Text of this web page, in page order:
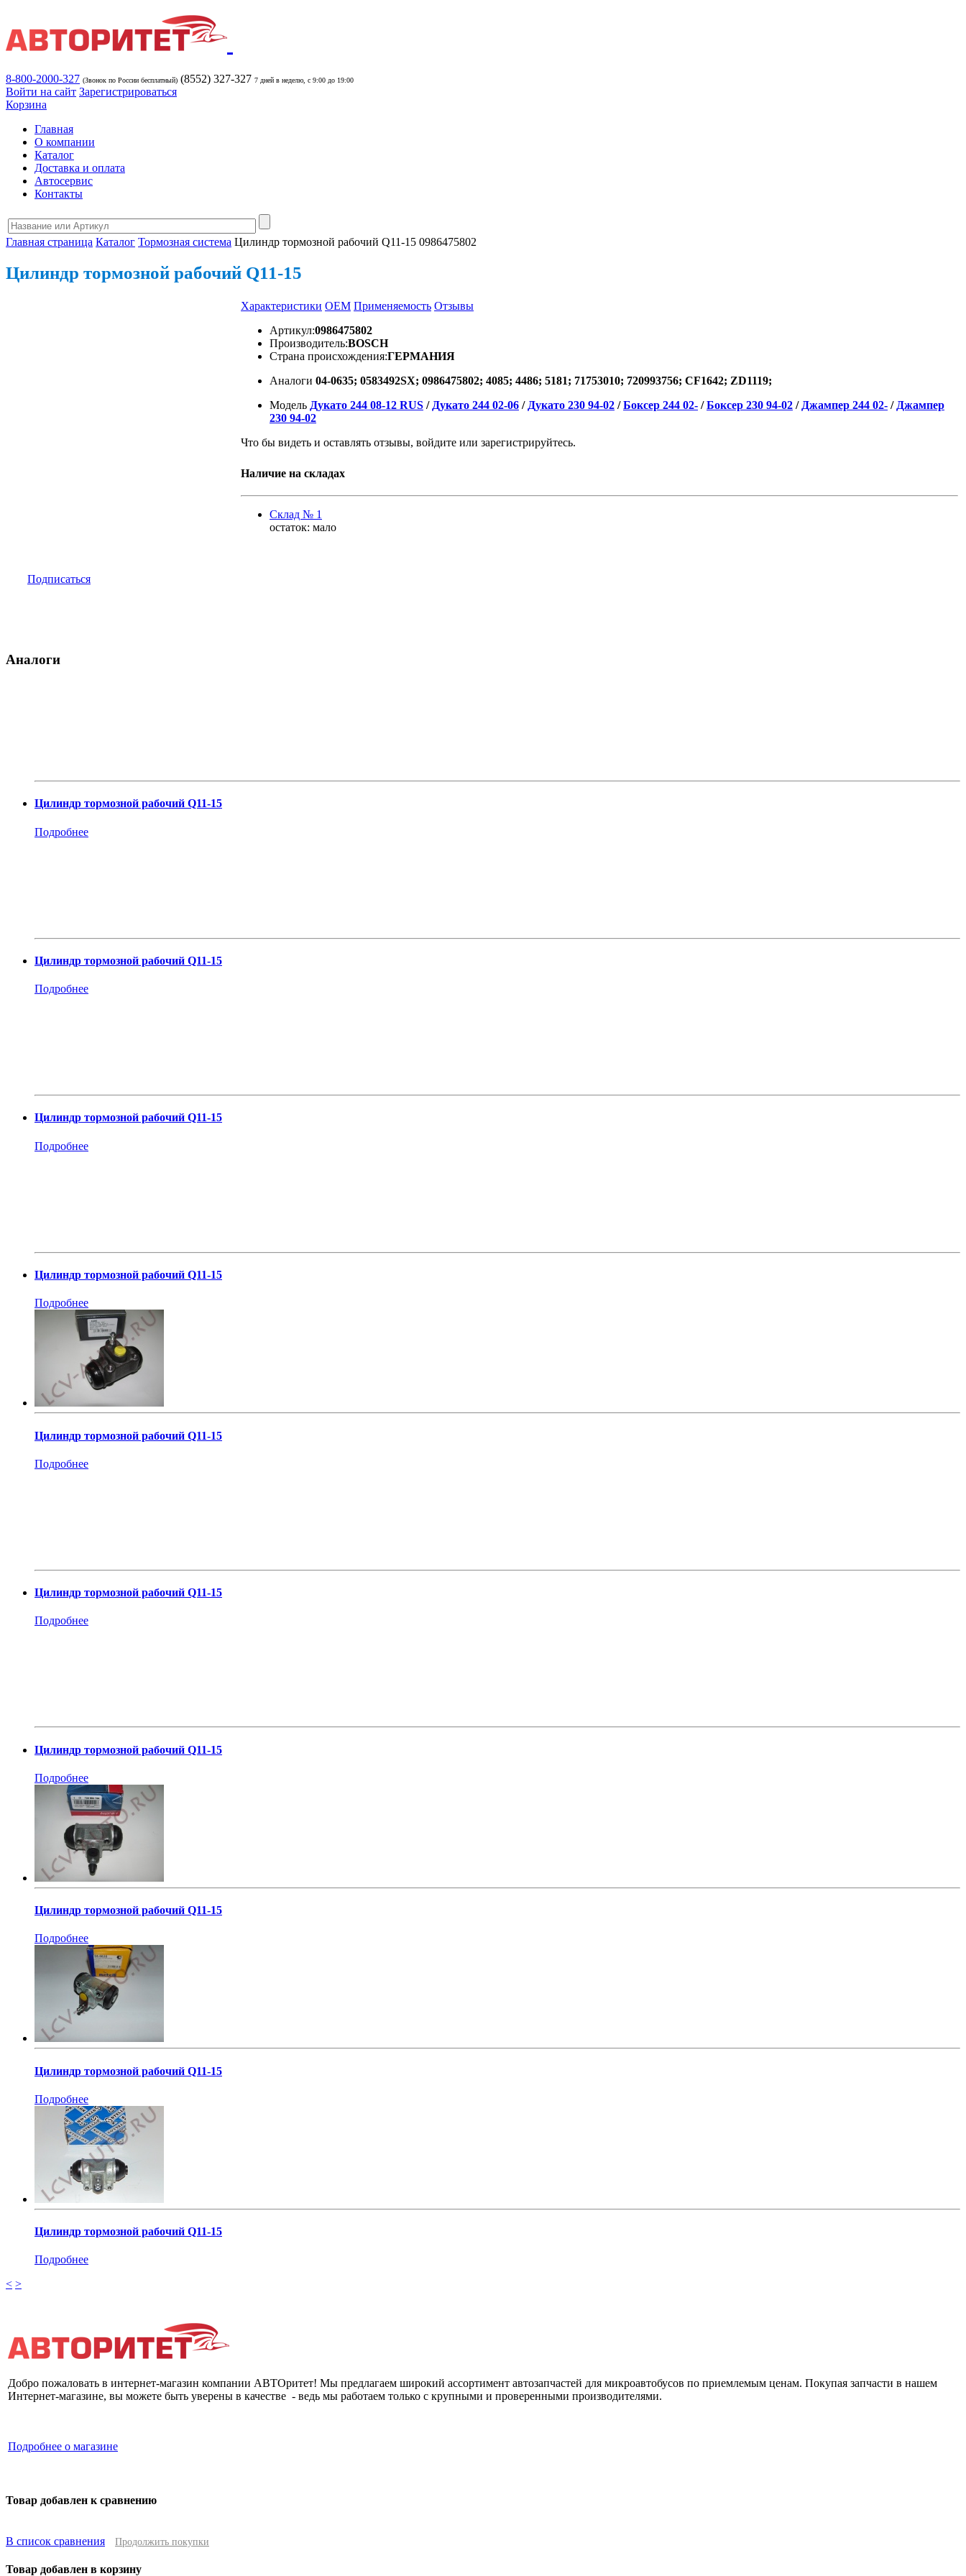
8-800-2000-327 (Звонок по России бесплатный) (8552) 327-327 7 дней в неделю, с 9:00 до 19:00
Войти на сайт Зарегистрироваться
Корзина
Главная
О компании
Каталог
Доставка и оплата
Автосервис
Контакты
Главная страница Каталог Тормозная система Цилиндр тормозной рабочий Q11-15 0986475802
Цилиндр тормозной рабочий Q11-15
Характеристики OEM Применяемость Отзывы
Артикул:0986475802
Производитель:BOSCH
Страна происхождения:ГЕРМАНИЯ
Аналоги 04-0635; 0583492SX; 0986475802; 4085; 4486; 5181; 71753010; 720993756; CF1642; ZD1119;
Модель Дукато 244 08-12 RUS / Дукато 244 02-06 / Дукато 230 94-02 /Боксер 244 02- /Боксер 230 94-02 / Джампер 244 02- / Джампер
230 94-02
Что бы видеть и оставлять отзывы, войдите или зарегистрируйтесь.
Наличие на складах
Cклад № 1
остаток: мало
Подписаться
Аналоги
Цилиндр тормозной рабочий Q11-15
Подробнее
Цилиндр тормозной рабочий Q11-15
Подробнее
Цилиндр тормозной рабочий Q11-15
Подробнее
Цилиндр тормозной рабочий Q11-15
Подробнее
Цилиндр тормозной рабочий Q11-15
Подробнее
Цилиндр тормозной рабочий Q11-15
Подробнее
Цилиндр тормозной рабочий Q11-15
Подробнее
Цилиндр тормозной рабочий Q11-15
Подробнее
Цилиндр тормозной рабочий Q11-15
Подробнее
Цилиндр тормозной рабочий Q11-15
Подробнее
< >
Добро пожаловать в интернет-магазин компании АВТОритет! Мы предлагаем широкий ассортимент автозапчастей для микроавтобусов по приемлемым ценам. Покупая запчасти в нашем
Интернет-магазине, вы можете быть уверены в качестве - ведь мы работаем только с крупными и проверенными производителями.
Подробнее о магазине
Товар добавлен к сравнению
В список сравнения Продолжить покупки
Товар добавлен в корзину